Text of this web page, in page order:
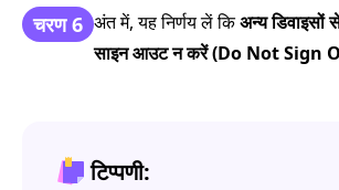
चरण 6 अंत में, यह निर्णय लें किअन्य
साइन आउट न करें (Do Not Sign
टिप्पणी: